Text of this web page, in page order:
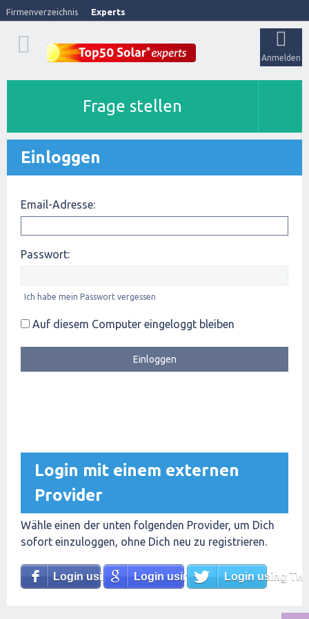
Firmenverzeichnis Experts
Anmelden
Frage stellen
Einloggen
Email-Adresse:
Passwort:
Ich habe mein Passwort vergessen
Auf diesem Computer eingeloggt bleiben
Login mit einem externen
Provider
Wähle einen der unten folgenden Provider, um Dich
sofort einzuloggen, ohne Dich neu zu registrieren.
Login using FacebookLogin using GoogleLogin using